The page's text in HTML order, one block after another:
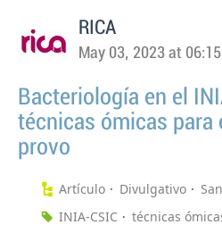
RICA
May 03, 2023 at 06:15
Bacteriología en el
técnicas ómicas para
provo
Artículo Divulgativo
INIA-CSIC
técnicas